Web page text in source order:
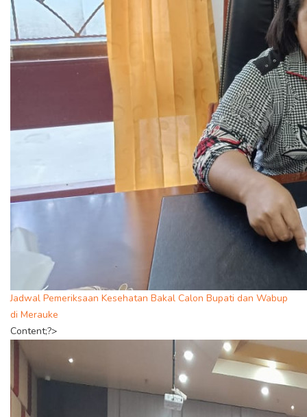
Jadwal Pemeriksaan Kesehatan Bakal Calon Bupati dan Wabup
di Merauke
Content;?>